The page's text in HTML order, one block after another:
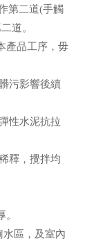
第二道(手觸
道。
產品工序，毋
污影響後續
性水泥抗拉
釋，攪拌均
區，及室內